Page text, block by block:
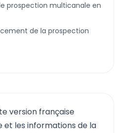
prospection multicanale en
de la prospection
version française
les informations de la